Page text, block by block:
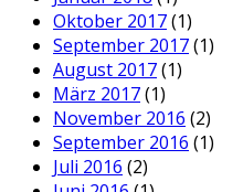
Oktober 2017(1)
September 2017(1)
August 2017(1)
März 2017(1)
November 2016 (2)
September 2016 (1)
Juli 2016 (2)